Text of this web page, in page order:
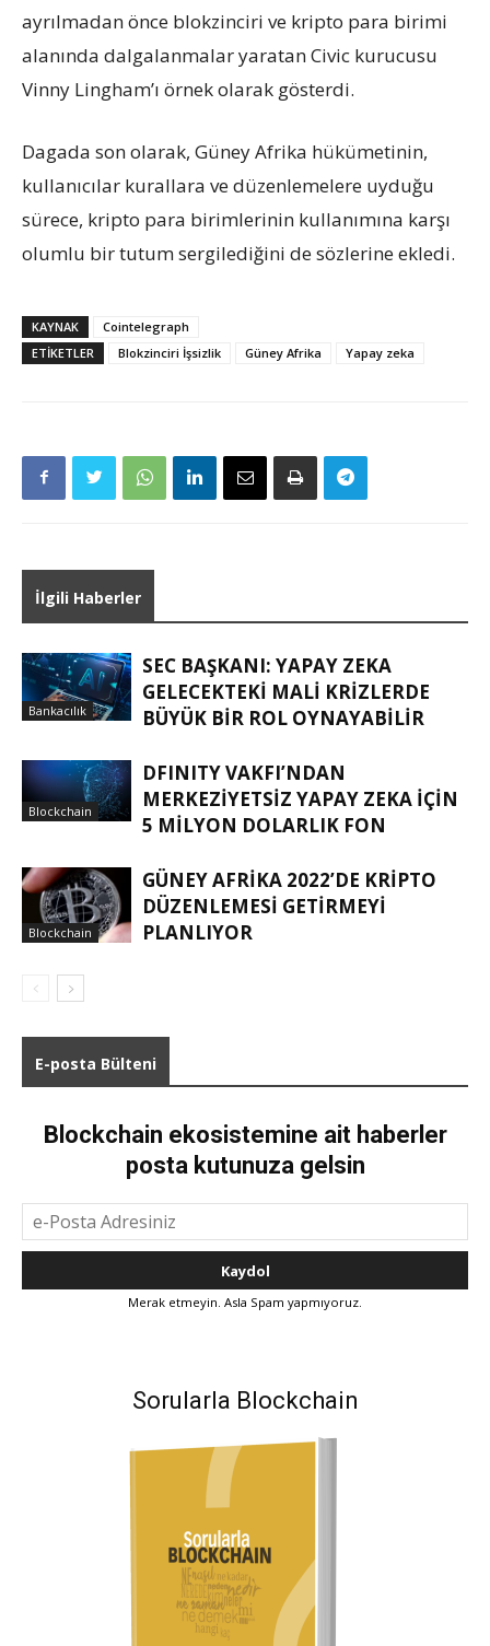
ayrılmadan önce blokzinciri ve kripto para birimi
alanında dalgalanmalar yaratan Civic kurucusu
Vinny Lingham’ı örnek olarak gösterdi.
Dagada son olarak, Güney Afrika hükümetinin,
kullanıcılar kurallara ve düzenlemelere uyduğu
sürece, kripto para birimlerinin kullanımına karşı
olumlu bir tutum sergilediğini de sözlerine ekledi.
KAYNAK
Cointelegraph
ETIKETLER
Blokzinciri İşsizlik Güney Afrika Yapay zeka
İlgili Haberler
Bankacılık
SEC BAŞKANI: YAPAY ZEKA
GELECEKTEKI MALI KRIZLERDE
BÜYÜK BIR ROL OYNAYABILIR
Blockchain
DFINITY VAKFI’NDAN
MERKEZIYETSIZ YAPAY ZEKA IÇIN
5 MILYON DOLARLIK FON
Blockchain
GÜNEY AFRIKA 2022’DE KRIPTO
DÜZENLEMESI GETIRMEYI
PLANLIYOR
E-posta Bülteni
Blockchain ekosistemine ait haberler
posta kutunuza gelsin
Merak etmeyin. Asla Spam yapmıyoruz.
Sorularla Blockchain